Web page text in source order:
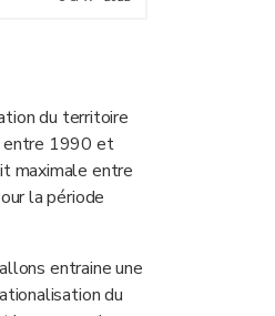
du territoire
entre 1990 et
maximale entre
la période
entraine une
du